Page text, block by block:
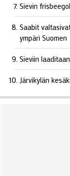
Sievin
Saabit
ympäri Suomen
Sieviin
Järvikylän